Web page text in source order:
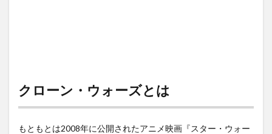
クロ
ーン
ウォ
ズ・
クローン・ウォーズとは
もともとは2008年に公開されたアニメ映画『スター・ウォー